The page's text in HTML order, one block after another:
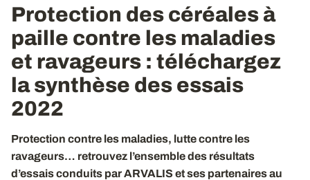
Protection des céréales à
paille contre les maladies
et ravageurs : téléchargez
la synthèse des essais
2022
Protection contre les maladies, lutte contre les
ravageurs… retrouvez l’ensemble des résultats
d’essais conduits par ARVALIS et ses partenaires au